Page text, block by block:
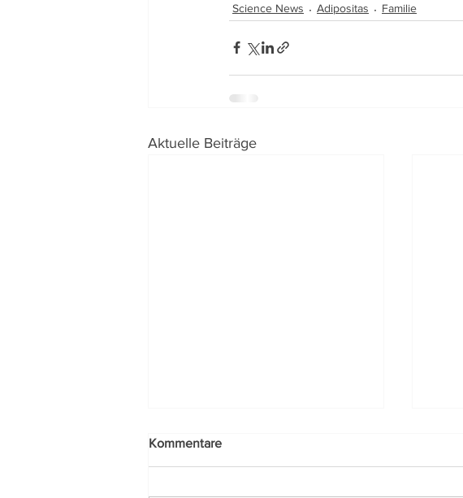
Science News Adipositas Familie
Aktuelle Beiträge
Kommentare